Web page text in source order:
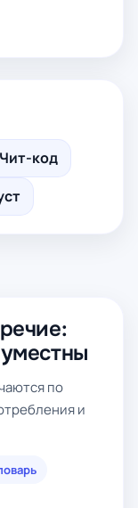
Чит-код
по
и